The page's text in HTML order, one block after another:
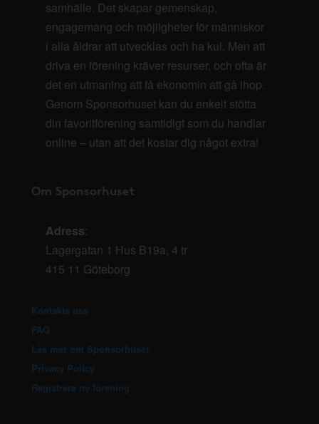
samhälle. Det skapar gemenskap,
engagemang och möjligheter för människor
i alla åldrar att utvecklas och ha kul. Men att
driva en förening kräver resurser, och ofta är
det en utmaning att få ekonomin att gå ihop.
Genom Sponsorhuset kan du enkelt stötta
din favoritförening samtidigt som du handlar
online – utan att det kostar dig något extra!
Om Sponsorhuset
Adress:
Lagergatan 1 Hus B19a, 4 tr
415 11 Göteborg
Kontakta oss
FAQ
Läs mer om Sponsorhuset
Privacy Policy
Registrera ny förening